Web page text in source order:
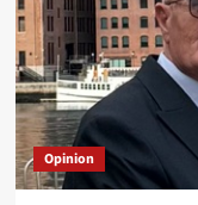
Opinion